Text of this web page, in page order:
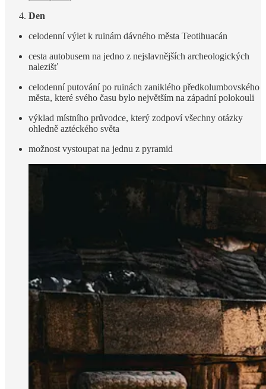
Den
celodenní výlet k ruinám dávného města Teotihuacán
cesta autobusem na jedno z nejslavnějších archeologických
nalezišť
celodenní putování po ruinách zaniklého předkolumbovského
města, které svého času bylo největším na západní polokouli
výklad místního průvodce, který zodpoví všechny otázky
ohledně aztéckého světa
možnost vystoupat na jednu z pyramid